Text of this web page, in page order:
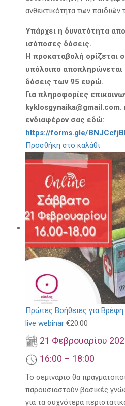
ανθεκτικότητα των παιδιών
Υπάρχει η δυνατότητα
ισόποσες δόσεις.
Η προκαταβολή ορίζεται
υπόλοιπο
δόσεις των 95 ευρώ.
Για πληροφορίες
kyklosgynaika@gmail.com.
ενδιαφέρον σας εδώ:
https://forms.gle/
Προσθήκη στο καλάθι
Πρώτες Βοήθειες για Βρέφη
live webinar €20.00
21 Φεβρουαρίου
16:00 – 18:00
Το σεμινάριο θα
παρουσιαστούν βασικές
για τα συχνότερα